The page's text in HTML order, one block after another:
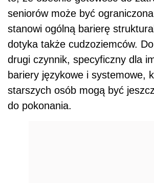
seniorów może być
stanowi ogólną barierę
dotyka także cudzoziemców.
drugi czynnik, specyficzny dla
bariery językowe i systemowe,
starszych osób mogą być
do pokonania.